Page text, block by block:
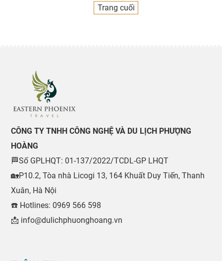
Trang cuối
CÔNG TY TNHH CÔNG NGHỆ VÀ DU LỊCH PHƯỢNG
HOÀNG
🏁Số GPLHQT: 01-137/2022/TCDL-GP LHQT
🏡P10.2, Tòa nhà Licogi 13, 164 Khuất Duy Tiến, Thanh
Xuân, Hà Nội
☎️ Hotlines: 0969 566 598
📩 info@dulichphuonghoang.vn